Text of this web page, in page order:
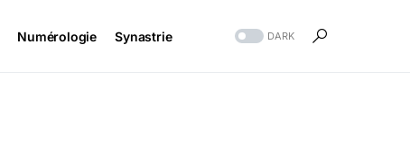
Numérologie Synastrie DARK